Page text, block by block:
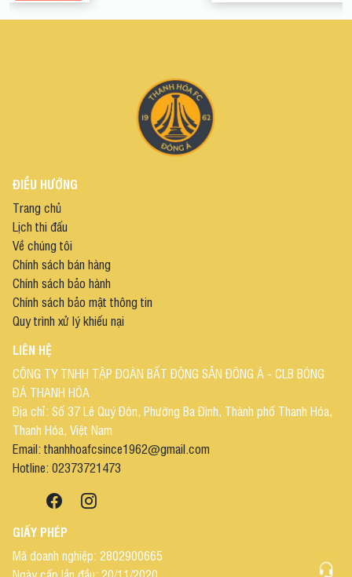
ĐIỀU HƯỚNG
Trang chủ
Lịch thi đấu
Về chúng tôi
Chính sách bán hàng
Chính sách bảo hành
Chính sách bảo mật thông tin
Quy trình xử lý khiếu nại
LIÊN HỆ
CÔNG TY TNHH TẬP ĐOÀN BẤT ĐỘNG SẢN ĐÔNG Á - CLB BÓNG
ĐÁ THANH HÓA
Địa chỉ: Số 37 Lê Quý Đôn, Phường Ba Đình, Thành phố Thanh Hóa,
Thanh Hóa, Việt Nam
Email: thanhhoafcsince1962@gmail.com
Hotline: 02373721473
GIẤY PHÉP
Mã doanh nghiệp: 2802900665